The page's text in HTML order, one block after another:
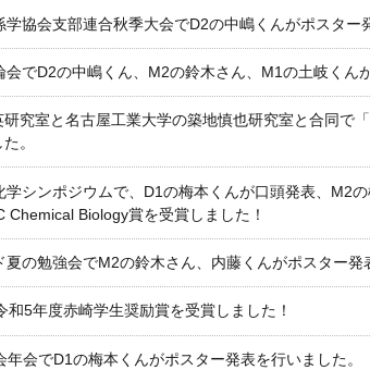
協会支部連合秋季大会でD2の中嶋くんがポスター
でD2の中嶋くん、M2の鈴木さん、M1の土岐くん
究室と名古屋工業大学の築地慎也研究室と合同で
。
学シンポジウムで、D1の梅本くんが口頭発表、M2
Chemical Biology賞を受賞しました！
の勉強会でM2の鈴木さん、内藤くんがポスター発
和5年度赤崎学生奨励賞を受賞しました！
会でD1の梅本くんがポスター発表を行いました。